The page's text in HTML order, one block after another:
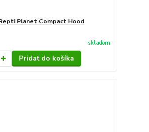
Planet Compact Hood
skladom
Pridať do košíka